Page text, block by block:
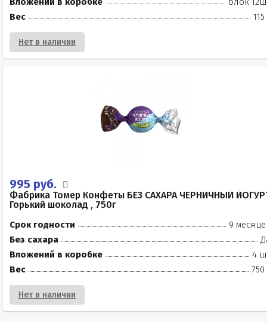
Вес
115
Нет в наличии
995 руб.
Фабрика Томер Конфеты БЕЗ САХАРА ЧЕРНИЧНЫЙ
Горький шоколад , 750г
Срок годности
9
Без сахара
Вложений в коробке
4
Вес
750
Нет в наличии